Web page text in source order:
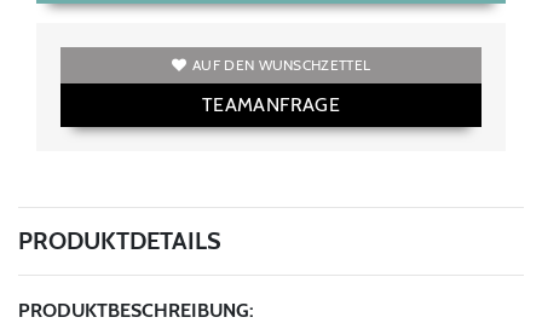
AUF DEN WUNSCHZETTEL
TEAMANFRAGE
PRODUKTDETAILS
PRODUKTBESCHREIBUNG: